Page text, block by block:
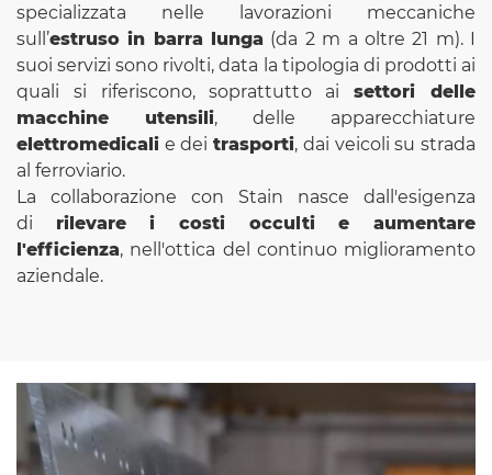
specializzata nelle lavorazioni meccaniche
sull’estruso in barra lunga (da 2 m a oltre 21 m). I
suoi servizi sono rivolti, data la tipologia di prodotti ai
quali si riferiscono, soprattutto aisettori delle
macchine utensili, delle apparecchiature
elettromedicali e deitrasporti, dai veicoli su strada
al ferroviario.
La collaborazione con Stain nasce dall'esigenza
di rilevare i costi occulti e aumentare
l'efficienza, nell'ottica del continuo miglioramento
aziendale.